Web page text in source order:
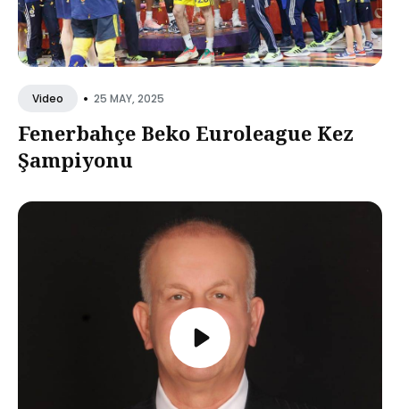
Video • 25 MAY, 2025
Fenerbahçe Beko Euroleague Kez
Şampiyonu